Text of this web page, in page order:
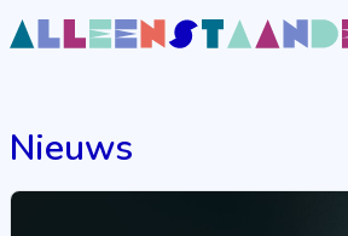
Nieuws